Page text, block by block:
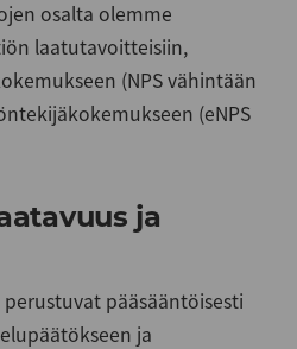
osalta olemme
laatutavoitteisiin,
(NPS vähintään
(eNPS
ja
pääsääntöisesti
ja